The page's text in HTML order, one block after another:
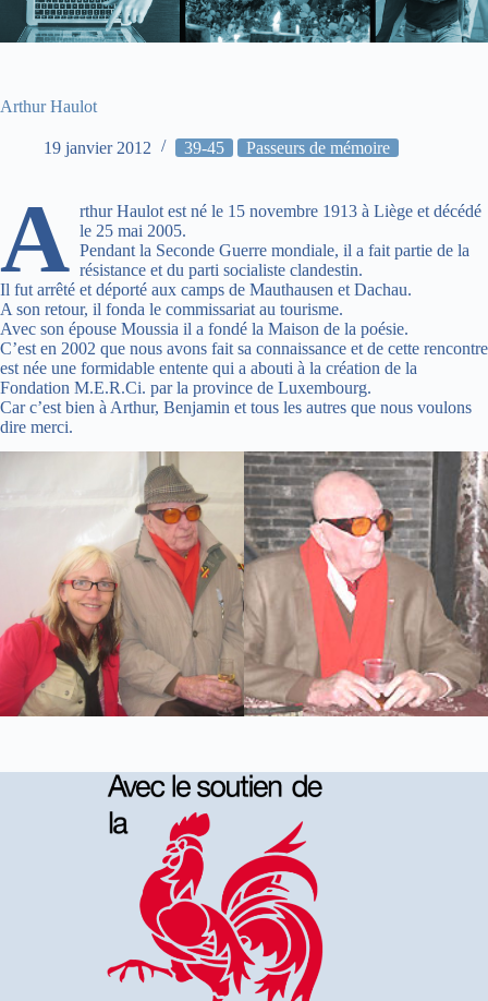
Arthur Haulot
19 janvier 2012 39-45 Passeurs de mémoire
A rthur Haulot est né le 15 novembre 1913 à Liège et décédé
le 25 mai 2005.
Pendant la Seconde Guerre mondiale, il a fait partie de la
résistance et du parti socialiste clandestin.
Il fut arrêté et déporté aux camps de Mauthausen et Dachau.
A son retour, il fonda le commissariat au tourisme.
Avec son épouse Moussia il a fondé la Maison de la poésie.
C’est en 2002 que nous avons fait sa connaissance et de cette rencontre
est née une formidable entente qui a abouti à la création de la
Fondation M.E.R.Ci. par la province de Luxembourg.
Car c’est bien à Arthur, Benjamin et tous les autres que nous voulons
dire merci.